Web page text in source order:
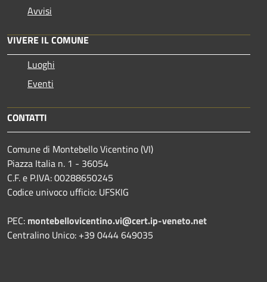
Avvisi
VIVERE IL COMUNE
Luoghi
Eventi
CONTATTI
Comune di Montebello Vicentino (VI)
Piazza Italia n. 1 - 36054
C.F. e P.IVA: 00288650245
Codice univoco ufficio: UFSKIG
PEC: montebellovicentino.vi@cert.ip-veneto.net
Centralino Unico: +39 0444 649035